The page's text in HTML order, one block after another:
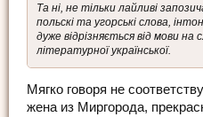
Та ні, не тільки лайливі
польскі та угорські слова,
дуже відрізняється від мови на
літературної української.
Мягко говоря не
жена из Миргорода,